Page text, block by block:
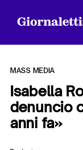
Tutti gli articoli
MASS MEDIA
Isabella
denuncio
anni fa»